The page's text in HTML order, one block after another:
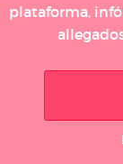
plataforma,